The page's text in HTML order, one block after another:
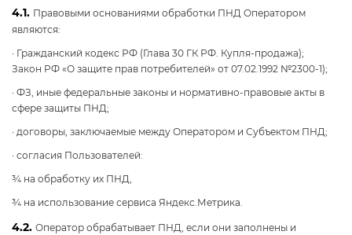
4.1. Правовыми основаниями обработки ПНД Оператором
являются:
· Гражданский кодекс РФ (Глава 30 ГК РФ. Купля-продажа);
Закон РФ «О защите прав потребителей» от 07.02.1992 №2300-1);
· ФЗ, иные федеральные законы и нормативно-правовые акты в
сфере защиты ПНД;
· договоры, заключаемые между Оператором и Субъектом ПНД;
· согласия Пользователей:
¾ на обработку их ПНД,
¾ на использование сервиса Яндекс.Метрика.
4.2. Оператор обрабатывает ПНД, если они заполнены и